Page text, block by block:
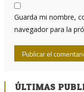
Guarda mi nombre,
navegador para la
ÚLTIMAS